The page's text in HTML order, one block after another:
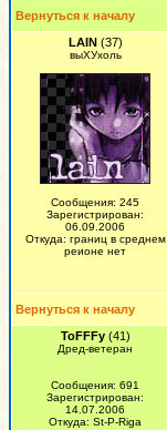
Вернуться к началу
LAIN(37)
выХУхоль
Сообщения: 245
Зарегистрирован:
06.09.2006
Откуда: границ в среднем
реионе нет
Вернуться к началу
ToFFFy(41)
Дред-ветеран
Сообщения: 691
Зарегистрирован:
14.07.2006
Откуда: St-P-Riga